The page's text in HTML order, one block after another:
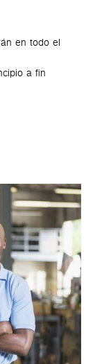
en todo el
a fin